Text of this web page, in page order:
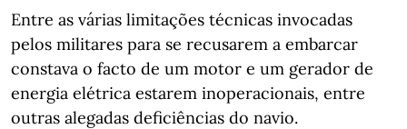
Entre as várias limitações técnicas invocadas
pelos militares para se recusarem a embarcar
constava o facto de um motor e um gerador de
energia elétrica estarem inoperacionais, entre
outras alegadas deficiências do navio.